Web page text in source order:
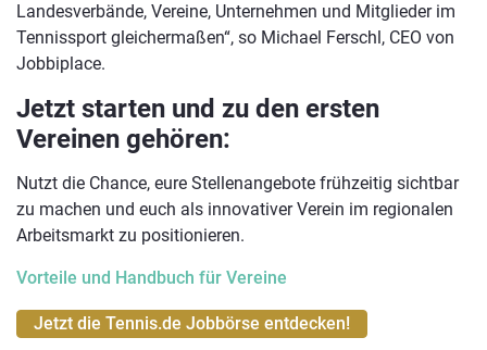
Landesverbände, Vereine, Unternehmen und Mitglieder im
Tennissport gleichermaßen“, so Michael Ferschl, CEO von
Jobbiplace.
Jetzt starten und zu den ersten
Vereinen gehören:
Nutzt die Chance, eure Stellenangebote frühzeitig sichtbar
zu machen und euch als innovativer Verein im regionalen
Arbeitsmarkt zu positionieren.
Vorteile und Handbuch für Vereine
Jetzt die Tennis.de Jobbörse entdecken!